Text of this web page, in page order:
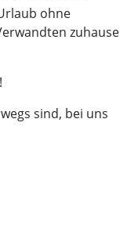
ohne
zuhause
sind, bei uns